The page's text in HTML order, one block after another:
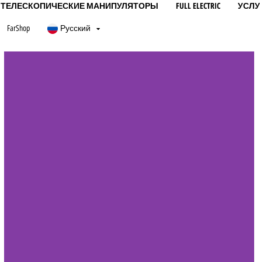
ТЕЛЕСКОПИЧЕСКИЕ МАНИПУЛЯТОРЫ FULL ELECTRIC
FarShop Русский